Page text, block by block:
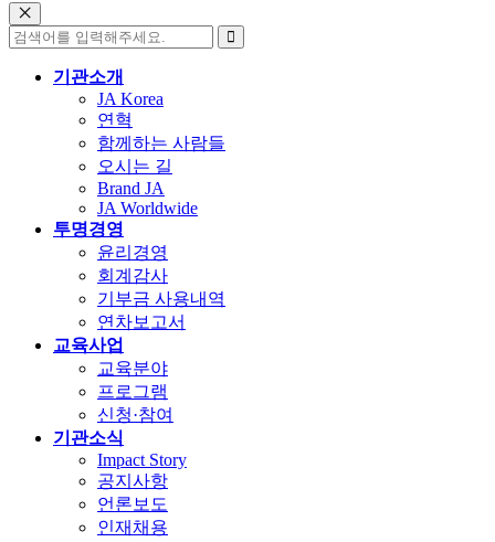
기관소개
JA Korea
연혁
함께하는 사람들
오시는 길
Brand JA
JA Worldwide
투명경영
윤리경영
회계감사
기부금 사용내역
연차보고서
교육사업
교육분야
프로그램
신청·참여
기관소식
Impact Story
공지사항
언론보도
인재채용